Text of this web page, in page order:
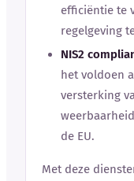
efficiëntie te
regelgeving
NIS2
het voldoen
versterking
de EU.
Met deze